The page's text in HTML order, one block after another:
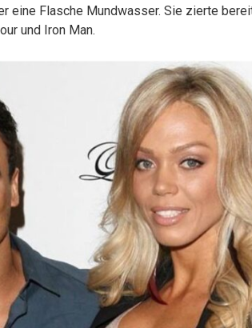
eine Flasche Mundwasser. Sie zierte
und Iron Man.